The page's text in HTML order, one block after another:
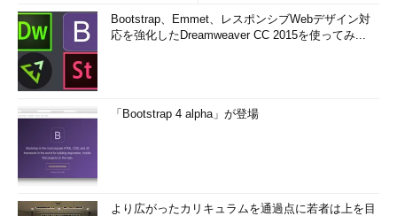
Bootstrap、Emmet、レスポンシブWebデザイン対
応を強化したDreamweaver CC 2015を使ってみ...
「Bootstrap 4 alpha」が登場
より広がったカリキュラムを通過点に若者は上を目